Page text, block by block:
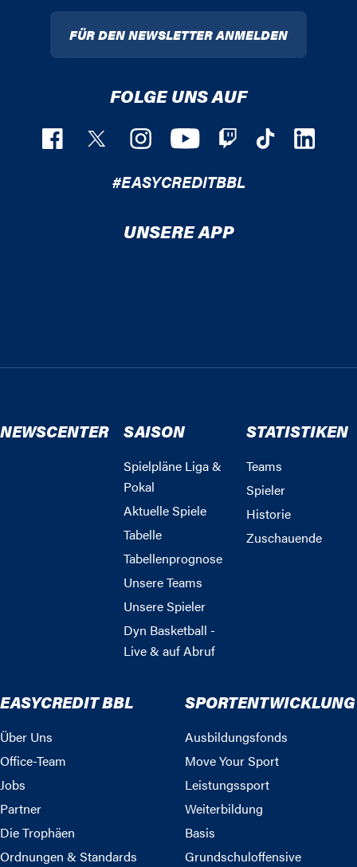
FÜR DEN NEWSLETTER ANMELDEN
FOLGE UNS AUF
#EASYCREDITBBL
UNSERE APP
NEWSCENTER SAISON
Spielpläne Liga &
Pokal
Aktuelle Spiele
Tabelle
Tabellenprognose
Unsere Teams
Unsere Spieler
Dyn Basketball -
Live & auf Abruf
STATISTIKEN
Teams
Spieler
Historie
Zuschauende
EASYCREDIT BBL
Über Uns
Office-Team
Jobs
Partner
Die Trophäen
Ordnungen & Standards
SPORTENTWICKLUNG
Ausbildungsfonds
Move Your Sport
Leistungssport
Weiterbildung
Basis
Grundschuloffensive